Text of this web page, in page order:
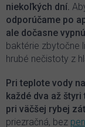
niekoľkých dní.
odporúčame po
ale dočasne
baktérie zbytočne
hrubé nečistoty z
Pri teplote vody
každé dva až
pri väčšej rybej
priezračná, bez